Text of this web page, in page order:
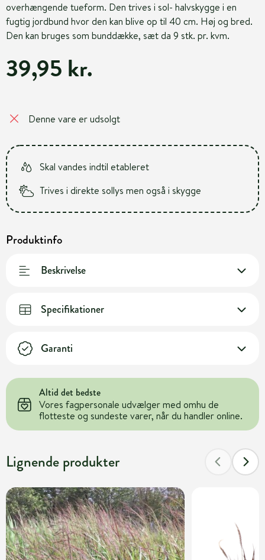
overhængende tueform. Den trives i sol- halvskygge i en
fugtig jordbund hvor den kan blive op til 40 cm. Høj og bred.
Den kan bruges som bunddække, sæt da 9 stk. pr. kvm.
39,95 kr.
Denne vare er udsolgt
Skal vandes indtil etableret
Trives i direkte sollys men også i skygge
Produktinfo
Beskrivelse
Specifikationer
Garanti
Altid det bedste
Vores fagpersonale udvælger med omhu de
flotteste og sundeste varer, når du handler online.
Lignende produkter